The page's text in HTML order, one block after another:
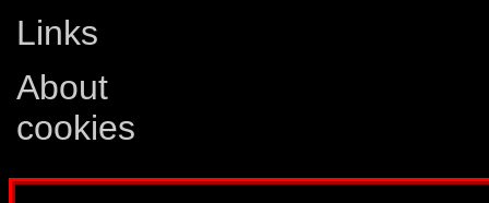
Links
About
cookies